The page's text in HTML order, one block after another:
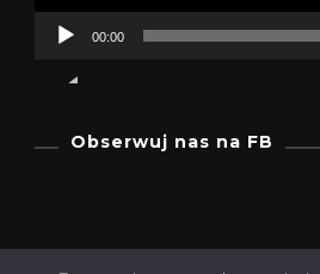
00:00
Obserwuj nas na FB